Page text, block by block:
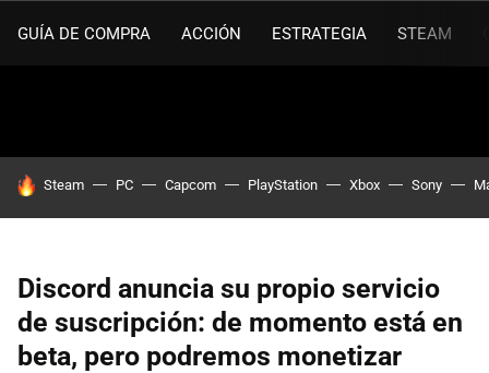
GUÍA DE COMPRA ACCIÓN ESTRATEGIA STEAM
HOY SE HABLA DE
Steam PC Capcom PlayStation Xbox Sony
Discord anuncia su propio servicio
de suscripción: de momento está en
beta, pero podremos monetizar